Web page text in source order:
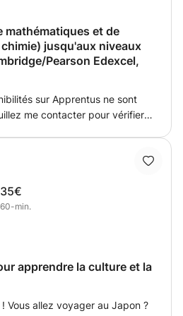
possibles : - « J'ai déjà essayé
me convient pas » ou « je n’y
à la suggestion d’après - «
« pourquoi pas », « je vais y
la séance prochaine
= une réflexion mais surtout
/ des propositions / des
en pratique pour la
ses blocages. Selon
& résoudre l'impact des
canalisation non seulement sur
sur son quotidien. A savoir
fur et à mesure sur le chat
avoir accès à n'importe quel
➤ LIEU, HORAIRE,
Bâle-Neuchâtel-Berne-
et optimiser la qualité &
? Il s’agit justement de
et déployer des
de présentation orale,
en soignant le fond
un cadre professionnel ou
des techniques variées de
non verbale. ➤ Ainsi, maîtrisée,
à travers un ensemble de
basées sur votre
appuyer les techniques
de décoder les gestes et
soi, son assurance, son
gêne et maitrisant son émotion
sur son leadership & son
de la communication. ➤
et analyse de données
complètement les tâches
publipostage PowerPoint :
présentation claires et
formation pratique : nous
vos fichiers et vos tâches
à votre travail.
demandeurs d'emploi, les
et tous ceux qui veulent
avec des tâches manuelles.
mathématiques et de
jusqu'aux niveaux
Pearson Edexcel,
sur Apprentus ne sont
me contacter pour vérifier
des mathématiques
également plus de 9 ans
et l'animation de tests
et le SAT. Je peux vous aider
de
licence, les étudiants de l'IB
étudiants de niveau A, les
S6 et S7, les étudiants
35€
60-min.
apprendre la culture et la